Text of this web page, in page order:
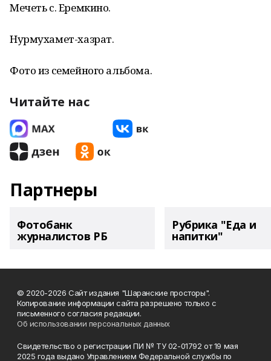
Мечеть с. Еремкино.
Нурмухамет-хазрат.
Фото из семейного альбома.
Читайте нас
Партнеры
Фотобанк
журналистов РБ
Рубрика "Еда и
напитки"
© 2020-2026 Сайт издания "Шаранские просторы".
Копирование информации сайта разрешено только с
письменного согласия редакции.
Об использовании персональных данных
Свидетельство о регистрации ПИ № ТУ 02-01792 от 19 мая
2025 года выдано Управлением Федеральной службы по